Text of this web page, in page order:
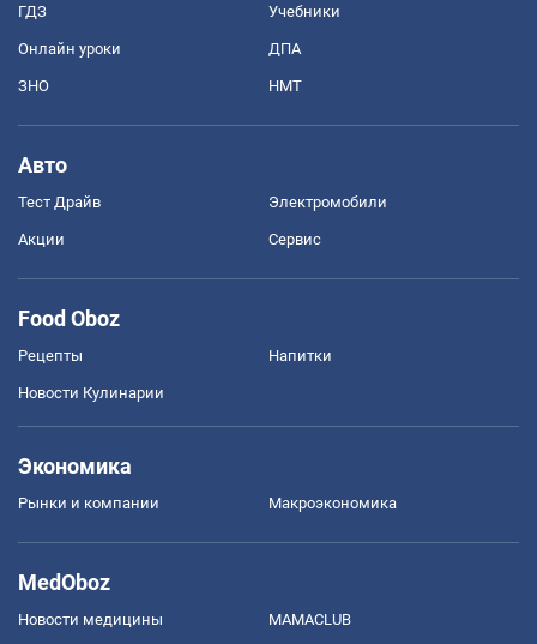
ГДЗ Учебники
Онлайн уроки ДПА
ЗНО НМТ
Авто
Тест Драйв Электромобили
Акции Сервис
Food Oboz
Рецепты Напитки
Новости Кулинарии
Экономика
Рынки и компании Mакроэкономика
MedOboz
Новости медицины MAMACLUB